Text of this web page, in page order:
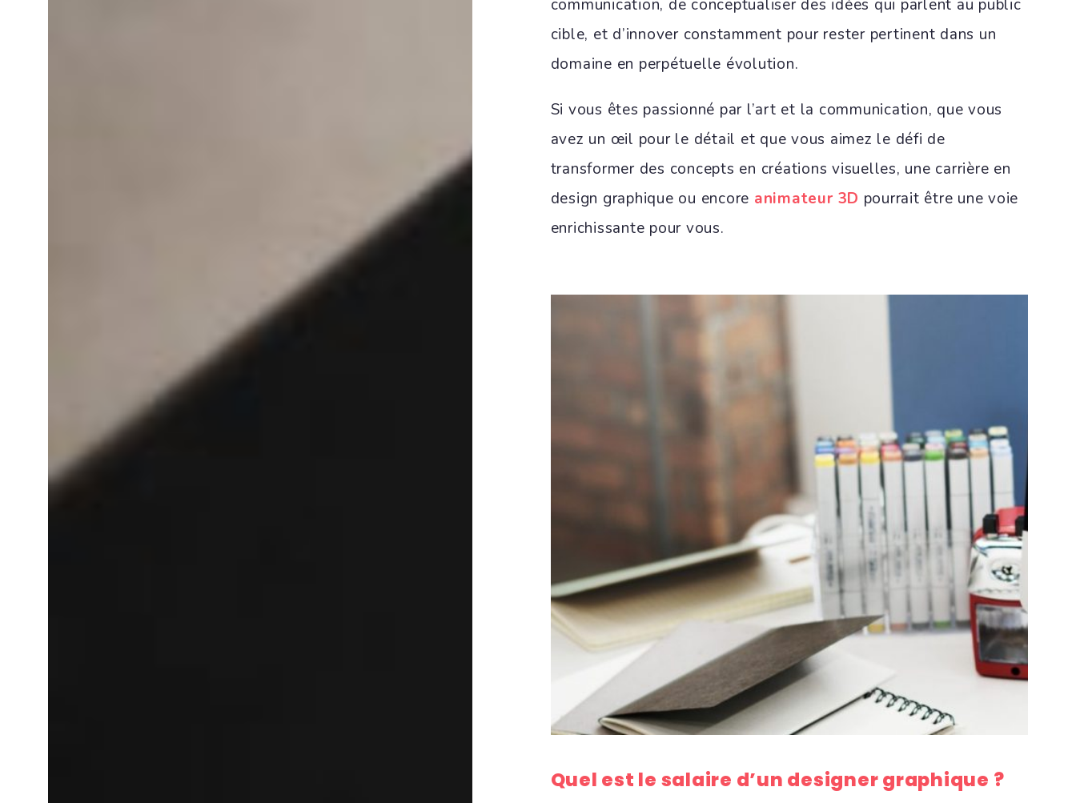
communication, de conceptualiser des idées qui parlent au public
cible, et d’innover constamment pour rester pertinent dans un
domaine en perpétuelle évolution.
Si vous êtes passionné par l’art et la communication, que vous
avez un œil pour le détail et que vous aimez le défi de
transformer des concepts en créations visuelles, une carrière en
design graphique ou encore animateur 3D pourrait être une voie
enrichissante pour vous.
Quel est le salaire d’un designer graphique ?